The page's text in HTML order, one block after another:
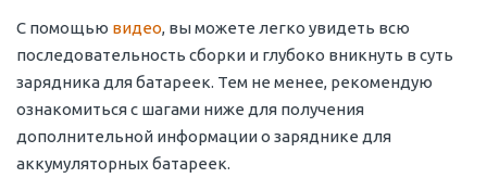
С помощью видео, вы можете легко увидеть всю
последовательность сборки и глубоко вникнуть в суть
зарядника для батареек. Тем не менее, рекомендую
ознакомиться с шагами ниже для получения
дополнительной информации о заряднике для
аккумуляторных батареек.